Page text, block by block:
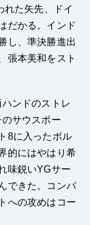
れた矢先、ドイ
だかる。インド
し、準決勝進出
張本美和をスト
ンドのストレ
サウスポー
8に入ったポル
的にはやはり希
味鋭いYGサー
できた。コンパ
への攻めはコー